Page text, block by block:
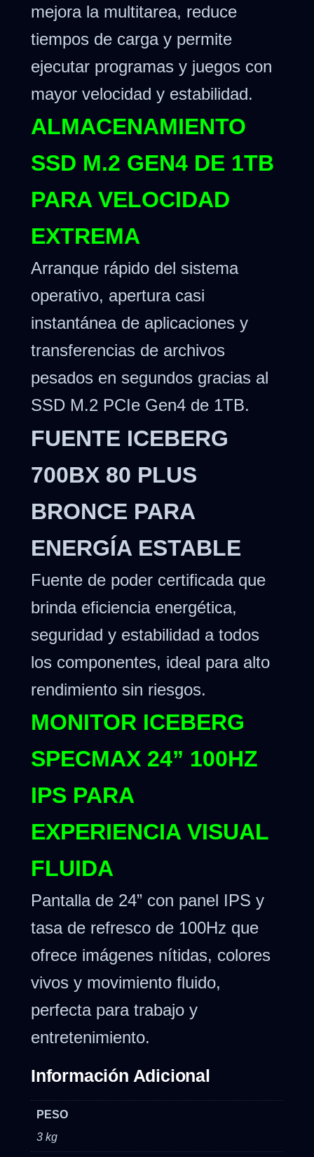
mejora la multitarea, reduce
tiempos de carga y permite
ejecutar programas y juegos con
mayor velocidad y estabilidad.
ALMACENAMIENTO
SSD M.2 GEN4 DE 1TB
PARA VELOCIDAD
EXTREMA
Arranque rápido del sistema
operativo, apertura casi
instantánea de aplicaciones y
transferencias de archivos
pesados en segundos gracias al
SSD M.2 PCIe Gen4 de 1TB.
FUENTE ICEBERG
700BX 80 PLUS
BRONCE PARA
ENERGÍA ESTABLE
Fuente de poder certificada que
brinda eficiencia energética,
seguridad y estabilidad a todos
los componentes, ideal para alto
rendimiento sin riesgos.
MONITOR ICEBERG
SPECMAX 24” 100HZ
IPS PARA
EXPERIENCIA VISUAL
FLUIDA
Pantalla de 24” con panel IPS y
tasa de refresco de 100Hz que
ofrece imágenes nítidas, colores
vivos y movimiento fluido,
perfecta para trabajo y
entretenimiento.
Información Adicional
PESO
3 kg